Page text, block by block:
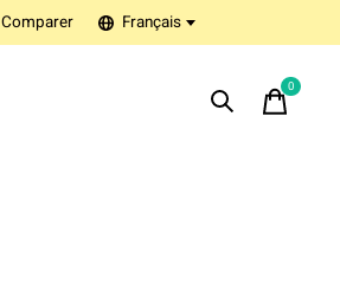
Comparer Français
0items